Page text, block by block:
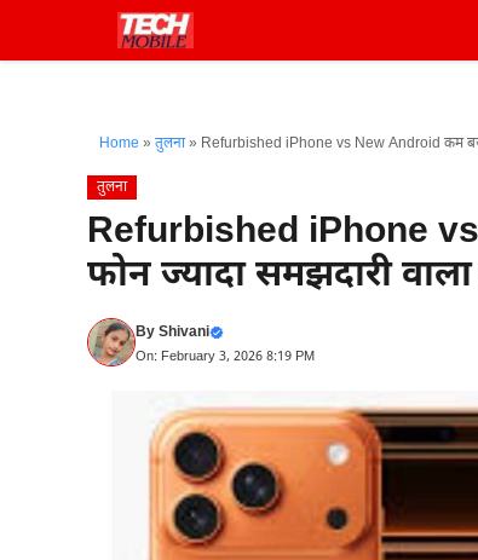
Home » तुलना» Refurbished iPhone vs New Android कम
तुलना
Refurbished iPhone
फोन ज्यादा समझदारी
ByShivani
On: February 3, 2026 8:19 PM